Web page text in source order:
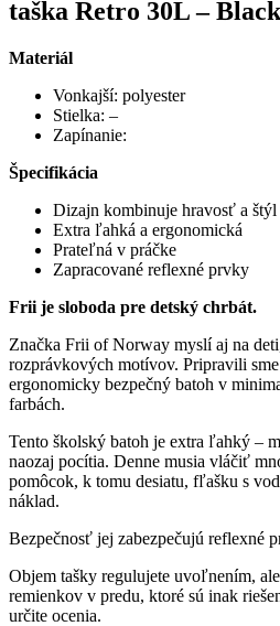
taška Retro 30L –
Materiál
Vonkajší: polyester
Stielka: –
Zapínanie:
Špecifikácia
Dizajn kombinuje hravosť a štýl
Extra ľahká a ergonomická
Prateľná v práčke
Zapracované reflexné prvky
Frii je sloboda pre detský chrbát.
Značka Frii of Norway myslí aj na
rozprávkových motívov. Pripravili
ergonomicky bezpečný batoh v
farbách.
Tento školský batoh je extra ľahký –
naozaj pocítia. Denne musia vláčiť
pomôcok, k tomu desiatu, fľašku s
náklad.
Bezpečnosť jej zabezpečujú reflexné
Objem tašky regulujete uvoľnením,
remienkov v predu, ktoré sú inak
určite ocenia.